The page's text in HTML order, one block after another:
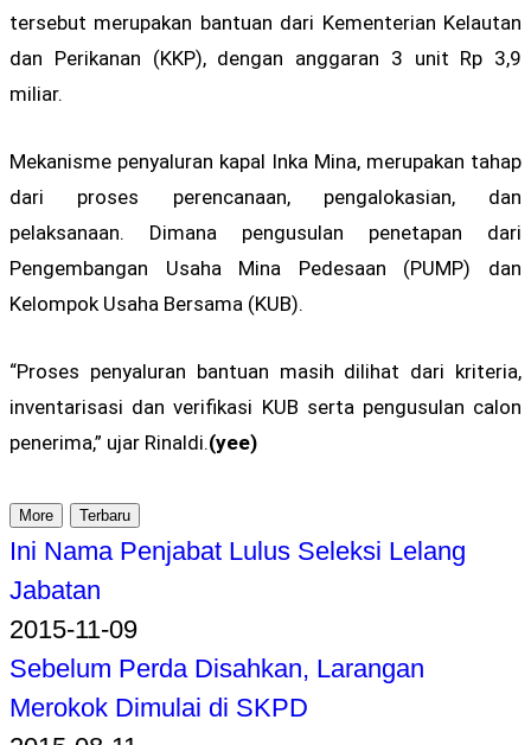
tersebut merupakan bantuan dari Kementerian Kelautan
dan Perikanan (KKP), dengan anggaran 3 unit Rp 3,9
miliar.
Mekanisme penyaluran kapal Inka Mina, merupakan tahap
dari proses perencanaan, pengalokasian, dan
pelaksanaan. Dimana pengusulan penetapan dari
Pengembangan Usaha Mina Pedesaan (PUMP) dan
Kelompok Usaha Bersama (KUB).
“Proses penyaluran bantuan masih dilihat dari kriteria,
inventarisasi dan verifikasi KUB serta pengusulan calon
penerima,” ujar Rinaldi.(yee)
More Terbaru
Ini Nama Penjabat Lulus Seleksi Lelang
Jabatan
2015-11-09
Sebelum Perda Disahkan, Larangan
Merokok Dimulai di SKPD